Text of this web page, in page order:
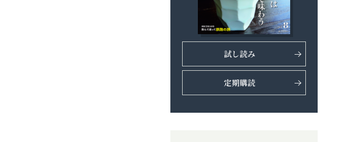
試し読み
定期購読